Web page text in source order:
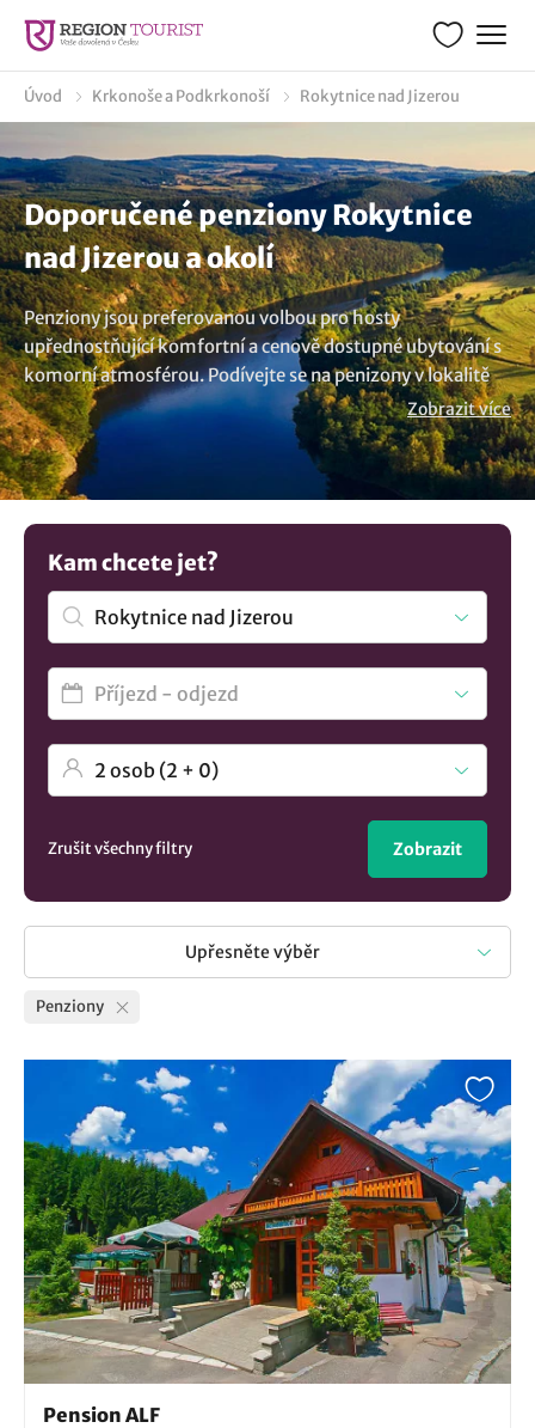
Úvod Krkonoše a Podkrkonoší Rokytnice nad Jizerou
Doporučené penziony Rokytnice
nad Jizerou a okolí
Penziony jsou preferovanou volbou pro hosty
upřednostňující komfortní a cenově dostupné ubytování s
komorní atmosférou. Podívejte se na penizony v lokalitě
Rokytnice nad Jizerou a vyberte si některý z nabízených
pensionů. Parádní volba pro delší i krátkodobý pobyt.
Dopřejte si příjemných chvil, útulné prostředí a možnost
stravování přímo v penzionu. Objevte krásu oblasti
Rokytnice nad Jizerou a užijte si pobyt plný odpočinku.
Penziony jsou cenově dostupnou alternativou a mnohé z
nich vynikají rodinnou atmosférou a jsou vhodné pro
rodiny s dětmi a hosty, kteří hledají klidné prostředí.
Chcete vidět více nabídek? Mrkněte na všechny možnosti
ubytování v lokalitě Rokytnice nad Jizerou..
Zobrazit více
Kam chcete jet?
Zrušit všechny filtry Zobrazit
Upřesněte výběr
Penziony
Pension ALF